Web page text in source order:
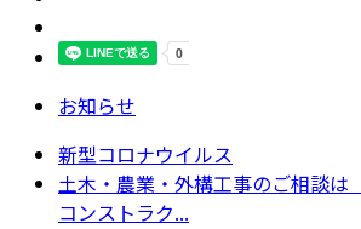
お知らせ
新型コロナウイルス
土木・農業・外構工事のご相談は
コンストラク...